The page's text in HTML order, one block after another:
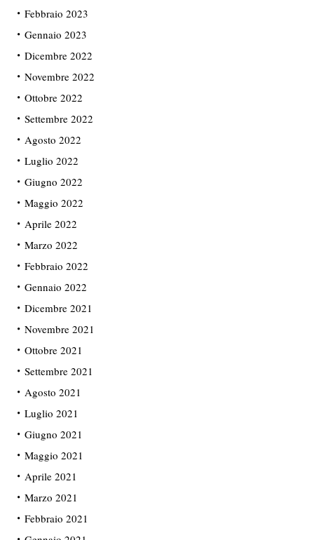
Febbraio 2023
Gennaio 2023
Dicembre 2022
Novembre 2022
Ottobre 2022
Settembre 2022
Agosto 2022
Luglio 2022
Giugno 2022
Maggio 2022
Aprile 2022
Marzo 2022
Febbraio 2022
Gennaio 2022
Dicembre 2021
Novembre 2021
Ottobre 2021
Settembre 2021
Agosto 2021
Luglio 2021
Giugno 2021
Maggio 2021
Aprile 2021
Marzo 2021
Febbraio 2021